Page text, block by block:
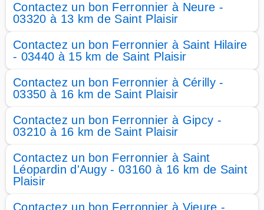
Contactez un bon Ferronnier à Neure -
03320 à 13 km de Saint Plaisir
Contactez un bon Ferronnier à Saint Hilaire
- 03440 à 15 km de Saint Plaisir
Contactez un bon Ferronnier à Cérilly -
03350 à 16 km de Saint Plaisir
Contactez un bon Ferronnier à Gipcy -
03210 à 16 km de Saint Plaisir
Contactez un bon Ferronnier à Saint
Léopardin d'Augy - 03160 à 16 km de Saint
Plaisir
Contactez un bon Ferronnier à Vieure -